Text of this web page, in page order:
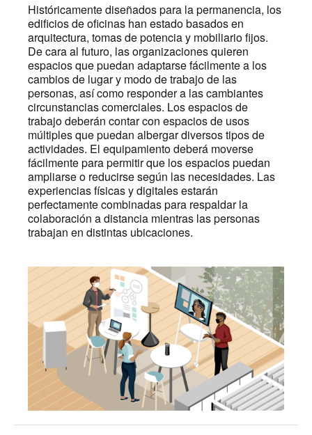
Históricamente diseñados para la permanencia, los
edificios de oficinas han estado basados en
arquitectura, tomas de potencia y mobiliario fijos.
De cara al futuro, las organizaciones quieren
espacios que puedan adaptarse fácilmente a los
cambios de lugar y modo de trabajo de las
personas, así como responder a las cambiantes
circunstancias comerciales. Los espacios de
trabajo deberán contar con espacios de usos
múltiples que puedan albergar diversos tipos de
actividades. El equipamiento deberá moverse
fácilmente para permitir que los espacios puedan
ampliarse o reducirse según las necesidades. Las
experiencias físicas y digitales estarán
perfectamente combinadas para respaldar la
colaboración a distancia mientras las personas
trabajan en distintas ubicaciones.